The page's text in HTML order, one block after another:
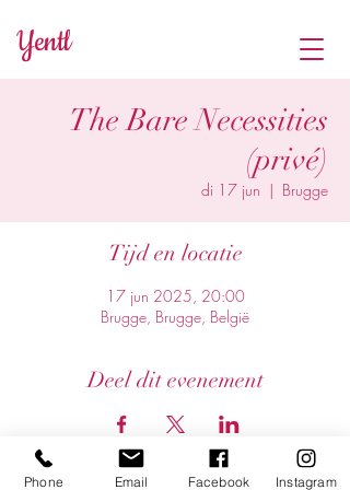
Yentl
The Bare Necessities
(privé)
di 17 jun
  |
Brugge
Tijd en locatie
17 jun 2025, 20:00
Brugge, Brugge, België
Deel dit evenement
Phone Email Facebook Instagram